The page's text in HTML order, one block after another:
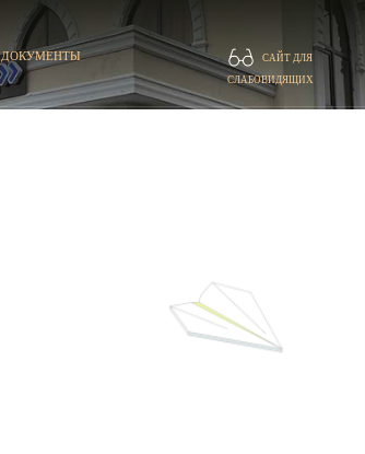
САЙТ ДЛЯ
СЛАБОВИДЯЩИХ
ДОКУМЕНТЫ